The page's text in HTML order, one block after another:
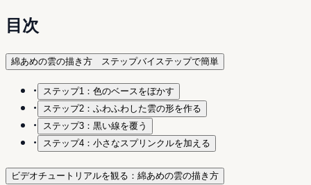
目次
綿あめの雲の描き方 ステップバイステップで簡単
• ステップ1：色のベースをぼかす
• ステップ2：ふわふわした雲の形を作る
• ステップ3：黒い線を覆う
• ステップ4：小さなスプリンクルを加える
ビデオチュートリアルを観る：綿あめの雲の描き方